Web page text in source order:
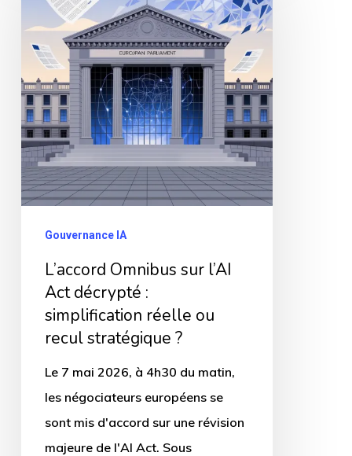
l’AI
décrypté
:
simplification
réelle
ou
stratégique
Gouvernance IA
L’accord Omnibus sur l’AI
Act décrypté :
simplification réelle ou
recul stratégique ?
Le 7 mai 2026, à 4h30 du matin,
les négociateurs européens se
sont mis d'accord sur une révision
majeure de l'AI Act. Sous